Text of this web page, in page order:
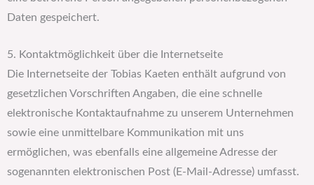
Daten gespeichert.
5. Kontaktmöglichkeit über die Internetseite
Die Internetseite der Tobias Kaeten enthält aufgrund von
gesetzlichen Vorschriften Angaben, die eine schnelle
elektronische Kontaktaufnahme zu unserem Unternehmen
sowie eine unmittelbare Kommunikation mit uns
ermöglichen, was ebenfalls eine allgemeine Adresse der
sogenannten elektronischen Post (E-Mail-Adresse) umfasst.